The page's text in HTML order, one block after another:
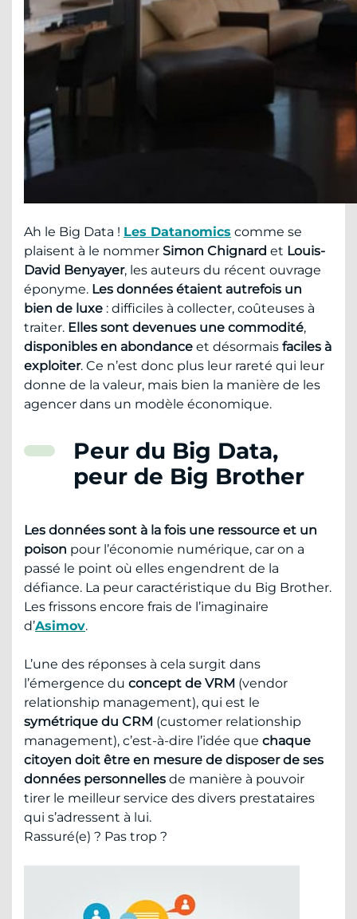
Ah le Big Data ! Les Datanomics comme se
plaisent à le nommer Simon Chignard et Louis-
David Benyayer, les auteurs du récent ouvrage
éponyme. Les données étaient autrefois un
bien de luxe : difficiles à collecter, coûteuses à
traiter. Elles sont devenues une commodité,
disponibles en abondance et désormais faciles à
exploiter. Ce n’est donc plus leur rareté qui leur
donne de la valeur, mais bien la manière de les
agencer dans un modèle économique.
Peur du Big Data,
peur de Big Brother
Les données sont à la fois une ressource et un
poison pour l’économie numérique, car on a
passé le point où elles engendrent de la
défiance. La peur caractéristique du Big Brother.
Les frissons encore frais de l’imaginaire
d’Asimov.
L’une des réponses à cela surgit dans
l’émergence du concept de VRM (vendor
relationship management), qui est le
symétrique du CRM (customer relationship
management), c’est-à-dire l’idée que chaque
citoyen doit être en mesure de disposer de ses
données personnelles de manière à pouvoir
tirer le meilleur service des divers prestataires
qui s’adressent à lui.
Rassuré(e) ? Pas trop ?